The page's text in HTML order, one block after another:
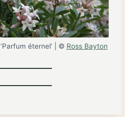
‘Parfum éternel’ | © Ross Bayton